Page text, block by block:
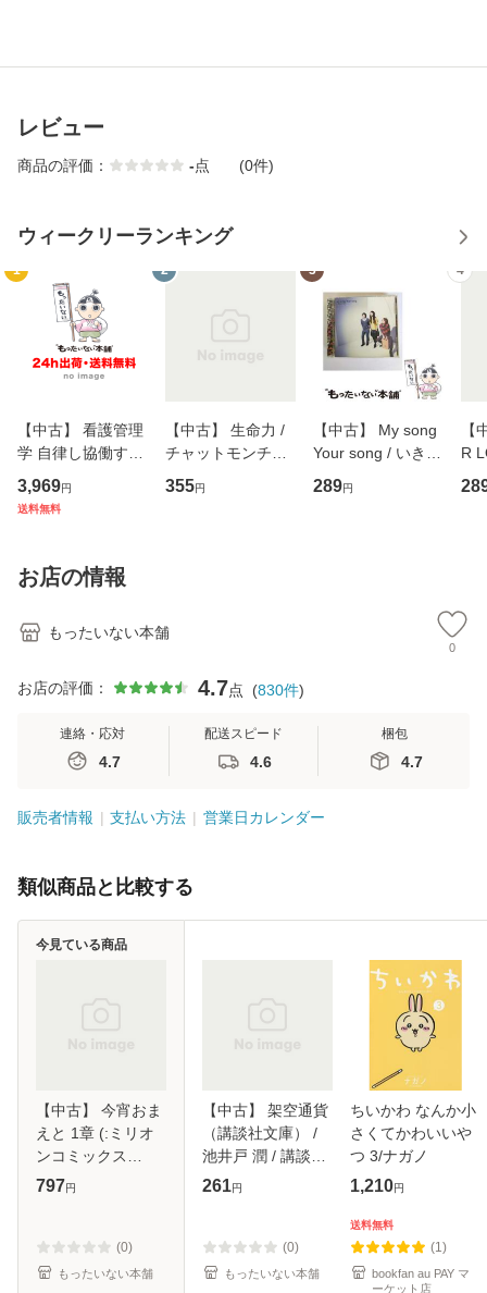
レビュー
商品の評価： -点 (0件)
ウィークリーランキング
1
【中古】 看護管理
学 自律し協働する
専門職の看護マネ
ジメントスキル 改
恵 藤本幸三 / 南江
堂 [単行
3,969円
送料無料
2
【中古】 生命力 /
チャットモンチー /
キューンレコード
[CD]【メール便送
355円
3
【中古】 My song
Your song / いきも
のがかり / [CD]
【メール便送料無
289円
4
【
R
産
お店の情報
もったいない本舗
0
お店の評価： 4.7点 (830件)
連絡・応対
4.7
配送スピード
4.6
梱包
4.7
販売者情報 支払い方法 営業日カレンダー
類似商品と比較する
【中古】 今宵おま
えと 1章 (:ミリオ
ンコミックス
Hertzシリーズ) /
【メール便送料無
料】
797円
(0)
もったいない本舗
今見ている商品
【中古】 架空通貨
（講談社文庫） /
池井戸 潤 / 講談社
[文庫]【メール便送
261円
(0)
もったいない本舗
ちいかわ なんか小
さくてかわいいや
つ 3/ナガノ
1,210円
送料無料
(1)
bookfan au PAY マ
ーケット店